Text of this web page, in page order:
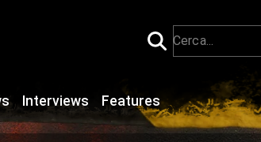
Interviews Features